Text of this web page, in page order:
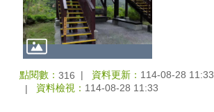
點閱數： 316 資料更新： 114-08-28 11:33
資料檢視： 114-08-28 11:33